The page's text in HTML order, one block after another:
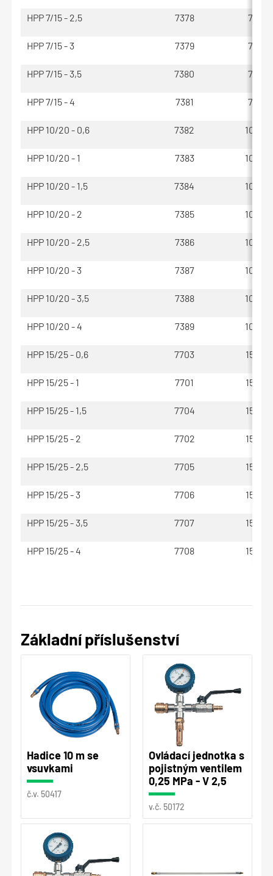
HPP 7/15 - 2,5 7378 70 -
HPP 7/15 - 3 7379 70 -
HPP 7/15 - 3,5 7380 70 -
HPP 7/15 - 4 7381 70 -
HPP 10/20 - 0,6 7382 100 -
HPP 10/20 - 1 7383 100 -
HPP 10/20 - 1,5 7384 100 -
HPP 10/20 - 2 7385 100 -
HPP 10/20 - 2,5 7386 100 -
HPP 10/20 - 3 7387 100 -
HPP 10/20 - 3,5 7388 100 -
HPP 10/20 - 4 7389 100 -
HPP 15/25 - 0,6 7703 150 -
HPP 15/25 - 1 7701 150 -
HPP 15/25 - 1,5 7704 150 -
HPP 15/25 - 2 7702 150 -
HPP 15/25 - 2,5 7705 150 -
HPP 15/25 - 3 7706 150 -
HPP 15/25 - 3,5 7707 150 -
HPP 15/25 - 4 7708 150 -
Základní příslušenství
Hadice 10 m se
vsuvkami
č.v. 50417
Ovládací jednotka s
pojistným ventilem
0,25 MPa - V 2,5
v.č. 50172